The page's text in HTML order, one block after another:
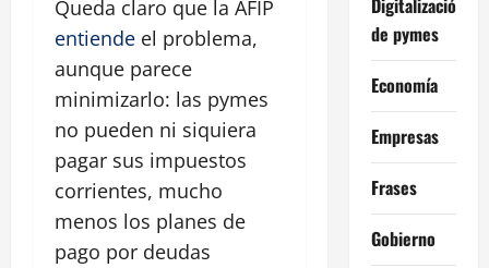
Queda claro que la AFIP
entiende el problema,
aunque parece
minimizarlo: las pymes
no pueden ni siquiera
pagar sus impuestos
corrientes, mucho
menos los planes de
pago por deudas
de pymes
Economía
Empresas
Frases
Gobierno